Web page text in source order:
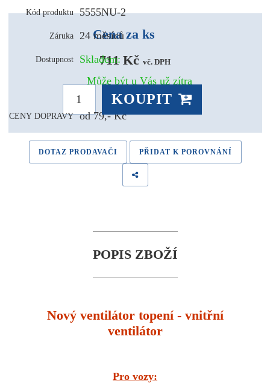
Kód produktu 5555NU-2
Záruka 24 měsíců
Dostupnost
Skladem:
Může být u Vás už zítra
CENY DOPRAVY od 79,- Kč
Cena za ks
711 Kč vč. DPH
KOUPIT
DOTAZ PRODAVAČI PŘIDAT K POROVNÁNÍ
POPIS ZBOŽÍ
Nový ventilátor topení - vnitřní
ventilátor
Pro vozy: